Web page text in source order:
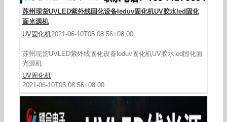
苏州现货UVLED紫外线固化设备leduv固化机UV胶水led固化
面光源机
UV固化机2021-06-10T05:08:56+08:00
苏州现货UVLED紫外线固化设备leduv固化机UV胶水led固化面
光源机
UV固化机
2021-06-10T05:08:56+08:00